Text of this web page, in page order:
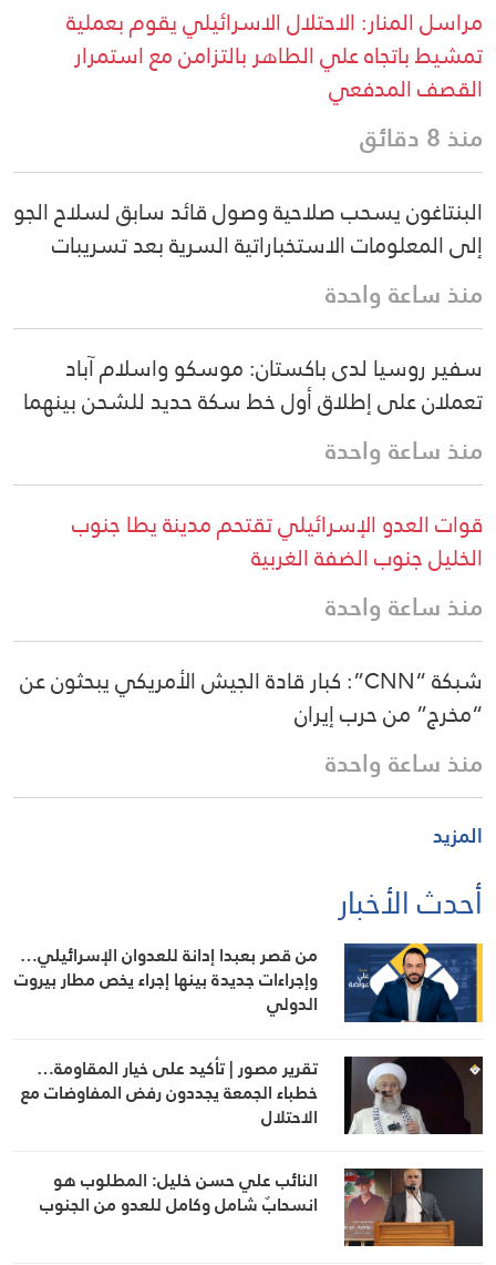
مراسل المنار: الاحتلال الاسرائيلي يقوم بعملية
تمشيط باتجاه علي الطاهر بالتزامن مع استمرار
القصف المدفعي
منذ 8 دقائق
البنتاغون يسحب صلاحية وصول قائد سابق لسلاح الجو
إلى المعلومات الاستخباراتية السرية بعد تسريبات
منذ ساعة واحدة
سفير روسيا لدى باكستان: موسكو واسلام آباد
تعملان على إطلاق أول خط سكة حديد للشحن بينهما
منذ ساعة واحدة
قوات العدو الإسرائيلي تقتحم مدينة يطا جنوب
الخليل جنوب الضفة الغربية
منذ ساعة واحدة
شبكة “CNN”: كبار قادة الجيش الأمريكي يبحثون عن
“مخرج” من حرب إيران
منذ ساعة واحدة
المزيد
أحدث الأخبار
من قصر بعبدا إدانة للعدوان الإسرائيلي…
وإجراءات جديدة بينها إجراء يخص مطار بيروت
الدولي
تقرير مصور | تأكيد على خيار المقاومة…
خطباء الجمعة يجددون رفض المفاوضات مع
الاحتلال
النائب علي حسن خليل: المطلوب هو
انسحابٌ شامل وكامل للعدو من الجنوب